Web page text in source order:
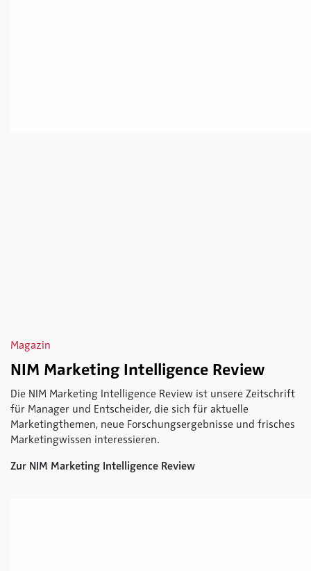
Magazin
NIM Marketing Intelligence Review
Die NIM Marketing Intelligence Review ist unsere Zeitschrift
für Manager und Entscheider, die sich für aktuelle
Marketingthemen, neue Forschungsergebnisse und frisches
Marketingwissen interessieren.
Zur NIM Marketing Intelligence Review